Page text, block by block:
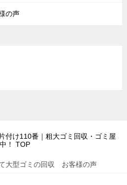
の声
付け110番｜粗大ゴミ回収・ゴミ屋
！
TOP
大型ゴミの回収 お客様の声